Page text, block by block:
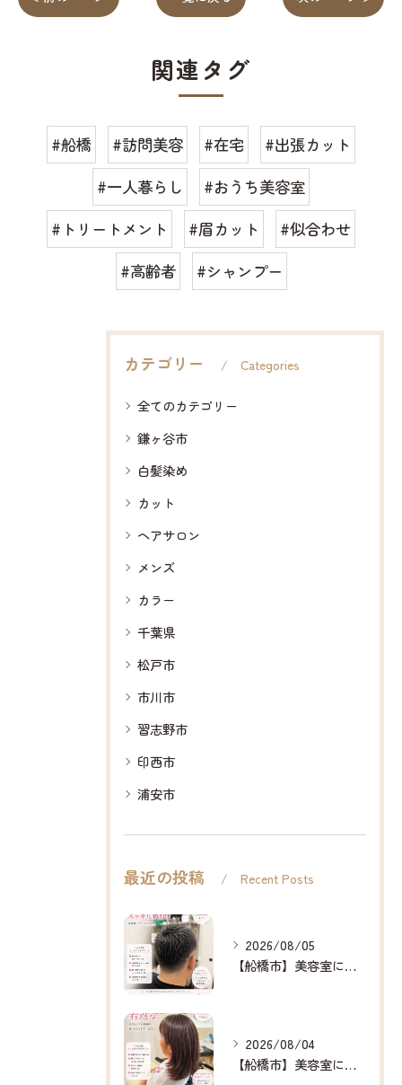
関連タグ
#船橋 #訪問美容 #在宅
#出張カット
#一人暮らし
#おうち美容室
#トリートメント
#眉カット
#似合わせ
#高齢者
#シャンプー
カテゴリー Categories
全てのカテゴリー
鎌ヶ谷市
白髪染め
カット
ヘアサロン
メンズ
カラー
千葉県
松戸市
市川市
習志野市
印西市
浦安市
最近の投稿 Recent Posts
2026/08/05
【船橋市】美容室に行けない…をなくしたい✂️✨
2026/08/04
【船橋市】美容室に行けない…をなくしたい✂️✨